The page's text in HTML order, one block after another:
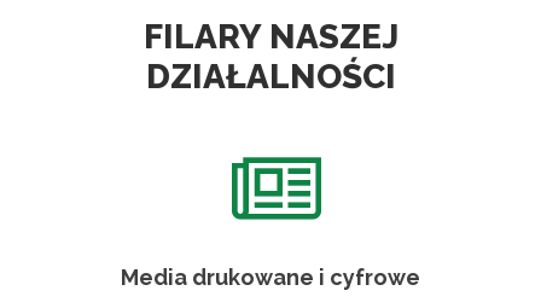
FILARY NASZEJ
DZIAŁALNOŚCI
Media drukowane i cyfrowe